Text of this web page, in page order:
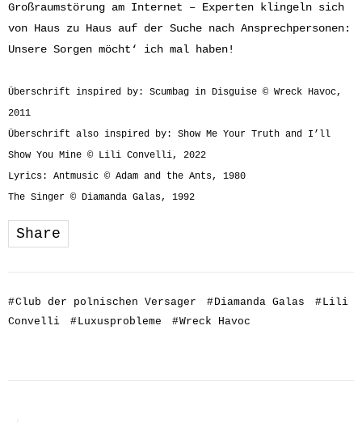
Großraumstörung am Internet – Experten klingeln sich
von Haus zu Haus auf der Suche nach Ansprechpersonen:
Unsere Sorgen möcht‘ ich mal haben!
Überschrift inspired by: Scumbag in Disguise © Wreck Havoc,
2011
Überschrift also inspired by: Show Me Your Truth and I’ll
Show You Mine © Lili Convelli, 2022
Lyrics: Antmusic © Adam and the Ants, 1980
The Singer © Diamanda Galas, 1992
Share
#Club der polnischen Versager #Diamanda Galas #Lili
Convelli
#Luxusprobleme #Wreck Havoc